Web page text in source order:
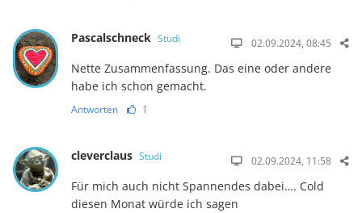
Pascalschneck Studi 02.09.2024, 08:45
Nette Zusammenfassung. Das eine oder andere
habe ich schon gemacht.
Antworten 1
cleverclaus Studi 02.09.2024, 11:58
Für mich auch nicht Spannendes dabei…. Cold
diesen Monat würde ich sagen